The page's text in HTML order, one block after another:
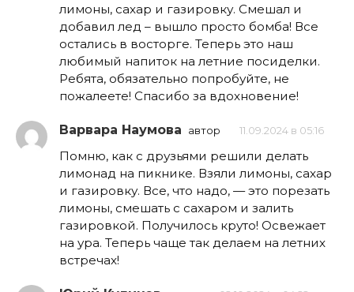
лимоны, сахар и газировку. Смешал и
добавил лед – вышло просто бомба! Все
остались в восторге. Теперь это наш
любимый напиток на летние посиделки.
Ребята, обязательно попробуйте, не
пожалеете! Спасибо за вдохновение!
Варвара Наумова автор 11.09.2024 в 05:16
Помню, как с друзьями решили делать
лимонад на пикнике. Взяли лимоны, сахар
и газировку. Все, что надо, — это порезать
лимоны, смешать с сахаром и залить
газировкой. Получилось круто! Освежает
на ура. Теперь чаще так делаем на летних
встречах!